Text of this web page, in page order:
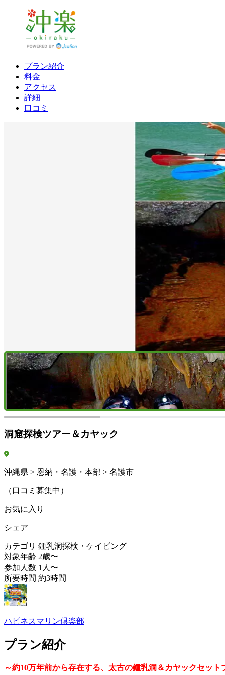
プラン紹介
料金
アクセス
詳細
口コミ
洞窟探検ツアー＆カヤック
沖縄県 > 恩納・名護・本部 > 名護市
（口コミ募集中）
お気に入り
シェア
カテゴリ 鍾乳洞探検・ケイビング
対象年齢 2歳〜
参加人数 1人〜
所要時間 約3時間
ハピネスマリン倶楽部
プラン紹介
～約10万年前から存在する、太古の鍾乳洞＆カヤックセット